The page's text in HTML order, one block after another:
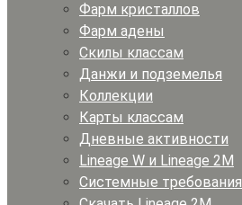
Фарм кристаллов
Фарм адены
Скилы классам
Данжи и подземелья
Коллекции
Карты классам
Дневные активности
Lineage W и Lineage 2M
Системные требования